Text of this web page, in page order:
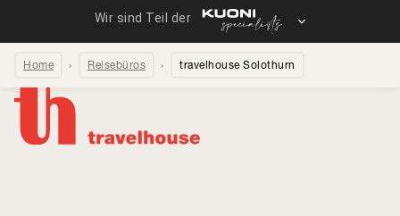
Home Reisebüros travelhouse Solothurn